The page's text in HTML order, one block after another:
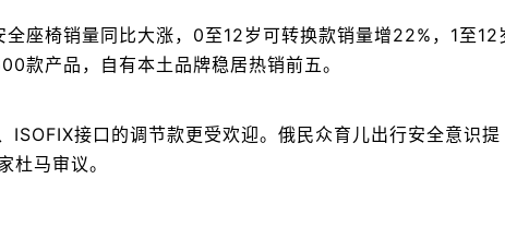
座椅销量同比大涨，0至12岁可转换款销量增22%，1至12
款产品，自有本土品牌稳居热销前五。
接口的调节款更受欢迎。俄民众育儿出行安全意识提
杜马审议。